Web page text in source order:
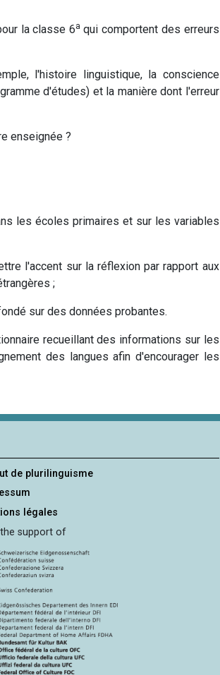
la classe 6a qui comportent des erreurs
l'histoire linguistique, la conscience
d'études) et la manière dont l'erreur
enseignée ?
les écoles primaires et sur les variables
l'accent sur la réflexion par rapport aux
;
sur des données probantes.
recueillant des informations sur les
des langues afin d'encourager les
de plurilinguisme
légales
support of